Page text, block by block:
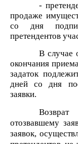
-
продаже
со дня
претендентов
В случае
окончания
задаток
дней со дня
заявки.
отозвавшему
заявок,